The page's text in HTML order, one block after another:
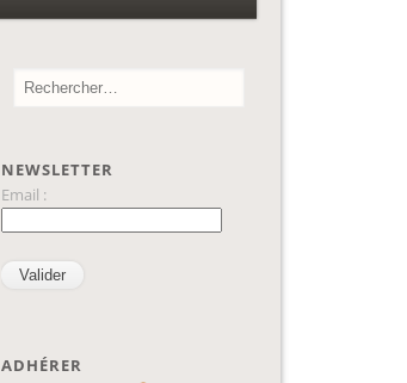
NEWSLETTER
Email :
ADHÉRER